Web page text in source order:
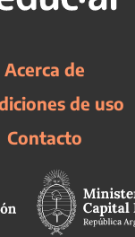
Acerca de
de uso
Contacto